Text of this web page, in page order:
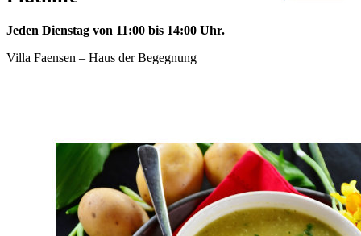
Jeden Dienstag von 11:00 bis 14:00 Uhr.
Villa Faensen – Haus der Begegnung